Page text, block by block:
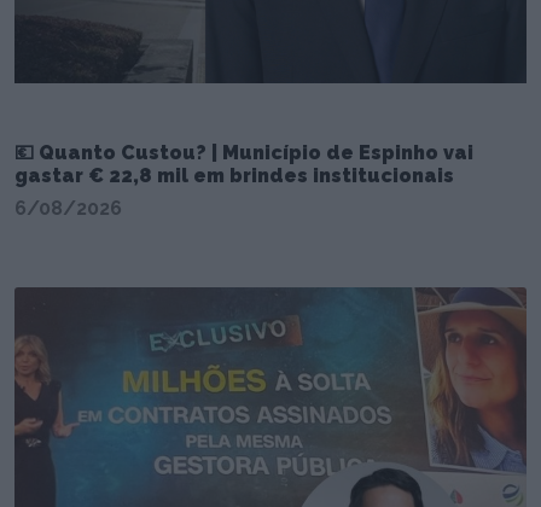
💶 Quanto Custou? | Município de Espinho vai
gastar € 22,8 mil em brindes institucionais
6/08/2026